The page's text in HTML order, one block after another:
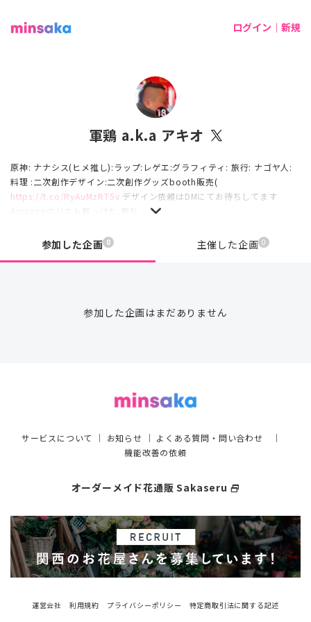
ログイン｜新規
軍鶏 a.k.a アキオ
原神: ナナシス(ヒメ推し):ラップ:レゲエ:グラフィティ: 旅行: ナゴヤ人:
料理 :二次創作デザイン:二次創作グッズbooth販売(
https://t.co/RyAuMzRT5v デザイン依頼はDMにてお待ちしてます
参加した企画 0 主催した企画 0
参加した企画はまだありません
サービスについて ｜ お知らせ ｜ よくある質問・問い合わせ ｜
機能改善の依頼
オーダーメイド花通販 Sakaseru select_window
運営会社 利用規約 プライバシーポリシー
特定商取引法に関する記述